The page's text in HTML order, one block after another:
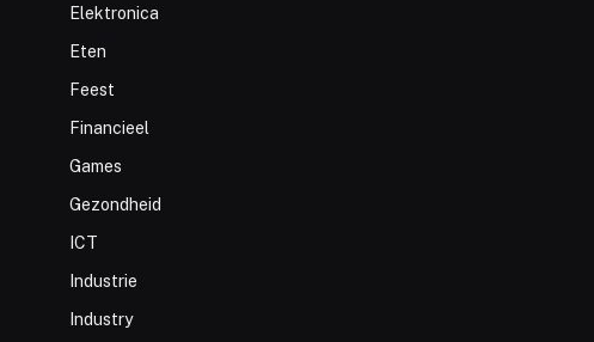
Elektronica
Eten
Feest
Financieel
Games
Gezondheid
ICT
Industrie
Industry